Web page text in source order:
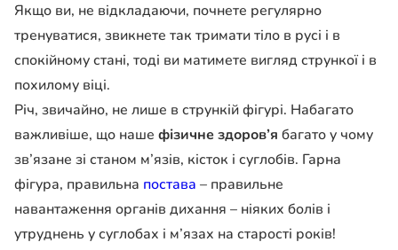
Якщо ви, не відкладаючи, почнете регулярно
тренуватися, звикнете так тримати тіло в русі і в
спокійному стані, тоді ви матимете вигляд стрункої і в
похилому віці.
Річ, звичайно, не лише в стрункій фігурі. Набагато
важливіше, що наше фізичне здоров’я багато у чому
зв’язане зі станом м’язів, кісток і суглобів. Гарна
фігура, правильна постава – правильне
навантаження органів дихання – ніяких болів і
утруднень у суглобах і м’язах на старості років!